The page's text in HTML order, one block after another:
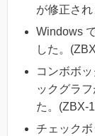
が修正さ
Windows
した。
コンボボ
ックグラ
た。(ZBX-
チェック